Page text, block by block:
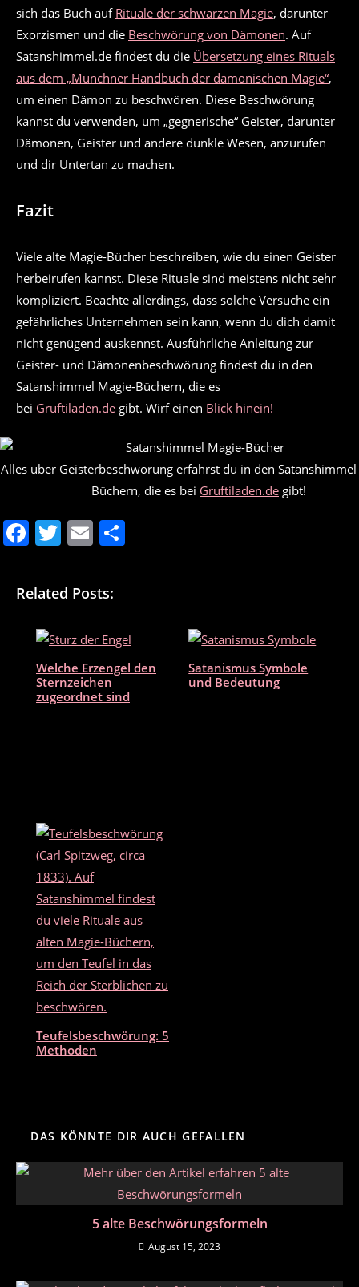
sich das Buch auf Rituale der schwarzen Magie, darunter
Exorzismen und die Beschwörung von Dämonen. Auf
Satanshimmel.de findest du die Übersetzung eines Rituals
aus dem „Münchner Handbuch der dämonischen Magie“,
um einen Dämon zu beschwören. Diese Beschwörung
kannst du verwenden, um „gegnerische“ Geister, darunter
Dämonen, Geister und andere dunkle Wesen, anzurufen
und dir Untertan zu machen.
Fazit
Viele alte Magie-Bücher beschreiben, wie du einen Geister
herbeirufen kannst. Diese Rituale sind meistens nicht sehr
kompliziert. Beachte allerdings, dass solche Versuche ein
gefährliches Unternehmen sein kann, wenn du dich damit
nicht genügend auskennst. Ausführliche Anleitung zur
Geister- und Dämonenbeschwörung findest du in den
Satanshimmel Magie-Büchern, die es
bei Gruftiladen.de gibt. Wirf einen Blick hinein!
Alles über Geisterbeschwörung erfährst du in den
Büchern, die es bei Gruftiladen.de gibt!
F
a
c
e
b
o
o
k
T
w
itt
er
E
m
ai
l
Related Posts:
Welche Erzengel den
Sternzeichen
zugeordnet sind
Satanismus Symbole
und Bedeutung
Teufelsbeschwörung: 5
Methoden
DAS KÖNNTE DIR AUCH GEFALLEN
5 alte Beschwörungsformeln
August 15, 2023